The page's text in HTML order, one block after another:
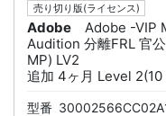
売り切り版(ライセンス)
Adobe
Adobe -VIP
Audition 分離FRL 官
MP) LV2
追加 4ヶ月 Level
型番